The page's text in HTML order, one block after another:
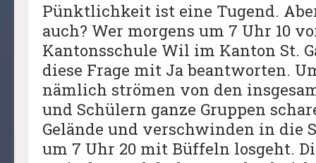
Pünktlichkeit ist eine Tugend.
auch? Wer morgens um 7 Uhr 10
Kantonsschule Wil im Kanton St.
diese Frage mit Ja beantworten.
nämlich strömen von den
und Schülern ganze Gruppen
Gelände und verschwinden in die
um 7 Uhr 20 mit Büffeln losgeht.